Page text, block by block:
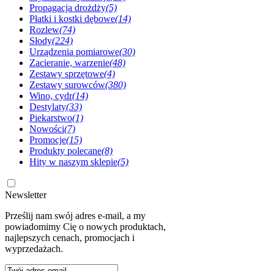
Propagacja drożdży(5)
Płatki i kostki dębowe(14)
Rozlew(74)
Słody(224)
Urządzenia pomiarowe(30)
Zacieranie, warzenie(48)
Zestawy sprzętowe(4)
Zestawy surowców(380)
Wino, cydr(14)
Destylaty(33)
Piekarstwo(1)
Nowości(7)
Promocje(15)
Produkty polecane(8)
Hity w naszym sklepie(5)
Newsletter
Prześlij nam swój adres e-mail, a my
powiadomimy Cię o nowych produktach,
najlepszych cenach, promocjach i
wyprzedażach.